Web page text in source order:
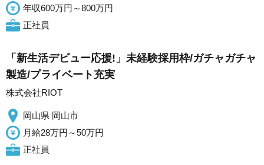
年収600万円～800万円
正社員
「新生活デビュー応援!」未経験採用枠/ガチャガチャ
製造/プライベート充実
株式会社RIOT
岡山県 岡山市
月給28万円～50万円
正社員